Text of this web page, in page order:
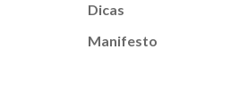
Dicas
Manifesto